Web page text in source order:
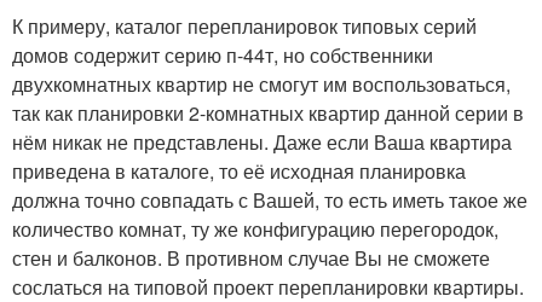
К примеру, каталог перепланировок типовых серий
домов содержит серию п-44т, но собственники
двухкомнатных квартир не смогут им воспользоваться,
так как планировки 2-комнатных квартир данной серии в
нём никак не представлены. Даже если Ваша квартира
приведена в каталоге, то её исходная планировка
должна точно совпадать с Вашей, то есть иметь такое же
количество комнат, ту же конфигурацию перегородок,
стен и балконов. В противном случае Вы не сможете
сослаться на типовой проект перепланировки квартиры.